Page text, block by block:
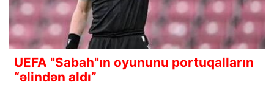
UEFA "Sabah"ın oyununu portuqalların
“əlindən aldı”